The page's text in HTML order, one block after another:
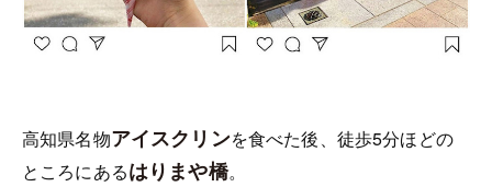
高知県名物アイスクリンを食べた後、徒歩5分ほどの
ところにあるはりまや橋。